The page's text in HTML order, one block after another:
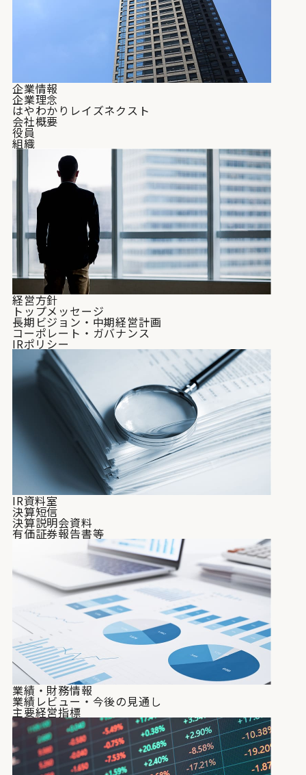
企業情報
企業理念
はやわかりレイズネクスト
会社概要
役員
組織
経営方針
トップメッセージ
長期ビジョン・中期経営計画
コーポレート・ガバナンス
IRポリシー
IR資料室
決算短信
決算説明会資料
有価証券報告書等
業績・財務情報
業績レビュー・今後の見通し
主要経営指標